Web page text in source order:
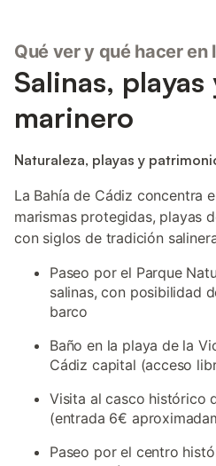
Qué ver y qué hacer en
Salinas,
marinero
Naturaleza, playas y
La Bahía de Cádiz concentra
marismas protegidas, playas
con siglos de tradición
Paseo por el Parque
salinas, con posibilidad
barco
Baño en la playa de la
Cádiz capital (acceso
Visita al casco histórico
(entrada 6€
Paseo por el centro